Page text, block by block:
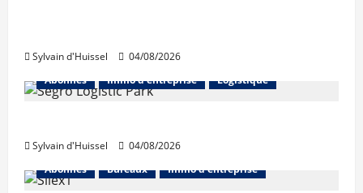
Sylvain d'Huissel
04/08/2026
Abonnés
Immo d'entreprise Logistique
Sylvain d'Huissel
04/08/2026
Abonnés
Bureaux Immo d'entreprise